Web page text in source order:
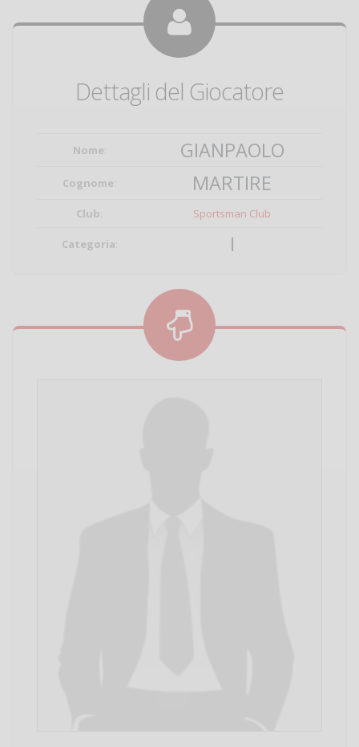
Dettagli del Giocatore
Nome: GIANPAOLO
Cognome: MARTIRE
Club: Sportsman Club
Categoria: I